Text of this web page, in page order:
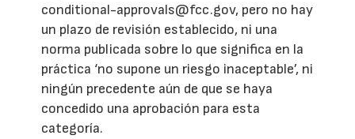
conditional-approvals@fcc.gov, pero no hay
un plazo de revisión establecido, ni una
norma publicada sobre lo que significa en la
práctica ‘no supone un riesgo inaceptable’, ni
ningún precedente aún de que se haya
concedido una aprobación para esta
categoría.